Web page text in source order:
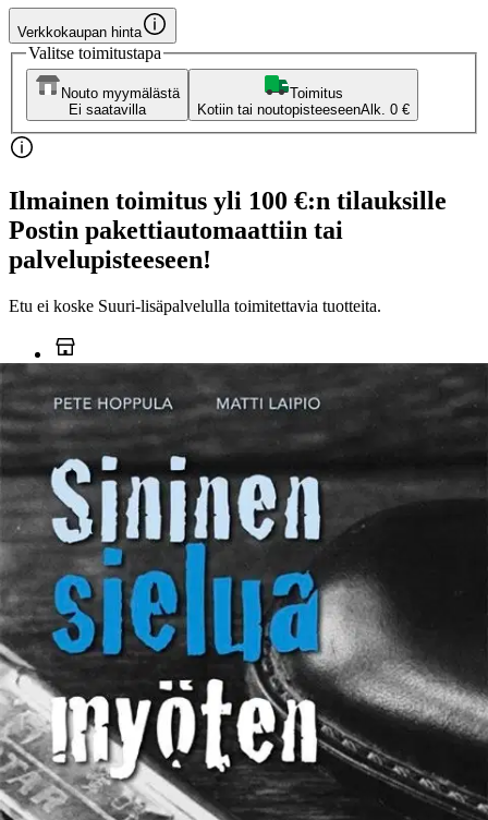
Verkkokaupan hinta
Valitse toimitustapa
Nouto myymälästä
Ei saatavilla
Toimitus
Kotiin tai noutopisteeseenAlk. 0 €
Ilmainen toimitus yli 100 €:n tilauksille
Postin pakettiautomaattiin tai
palvelupisteeseen!
Etu ei koske Suuri‑lisäpalvelulla toimitettavia tuotteita.
Tarkista myymäläsaatavuus
Ei saatavilla
Tuotekuvaus
Bluesin historia on osa jazzin ja myös rock -n' rollin historiaa.
Suomeen blues, tuo mustan musiikin melankolinen isoveli, saapui
vaivihkaa, ikään kuin valtamerialusten salamatkustajajana. Matti
Laipion ja Pete Hoppulan perusteellisen tutkimustyön tuloksena
Suomi-bluesin vaiheet haparoivasta alusta nykyiseen
kansainväliseen menestykseen ovat nyt ensi kertaa koottuina kirjassa
Sininen sielua myöten. Teosta elävöittää harvinaisista otoksista
koostuva kuvitus.